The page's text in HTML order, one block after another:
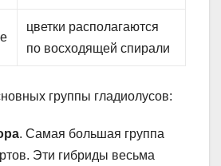
цветки располагаются
по восходящей спирали
группы гладиолусов:
. Самая большая группа
Эти гибриды весьма